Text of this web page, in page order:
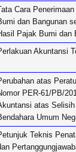
Cara
dan Bangunan
Pajak Bumi dan
Akuntansi
atas
PER-61/PB/
atas
Umum
Teknis